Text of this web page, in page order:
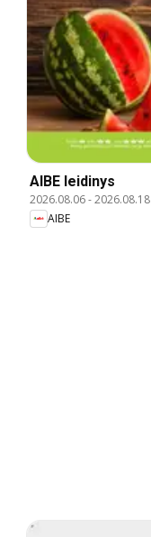
AIBE leidinys
2026.08.06-2026.08.18
AIBE